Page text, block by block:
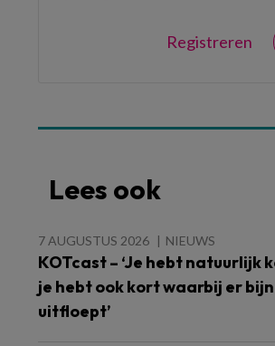
Registreren
Lees ook
7 AUGUSTUS 2026 NIEUWS
KOTcast – ‘Je hebt natuurlijk
je hebt ook kort waarbij er
uitfloept’